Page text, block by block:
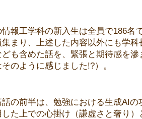
報工学科の新入生は全員で186名
集まり、上述した内容以外にも学
ども含めた話を、緊張と期待感を
のように感じました!?）。
の前半は、勉強における生成AI
た上での心掛け（謙虚さと奢り